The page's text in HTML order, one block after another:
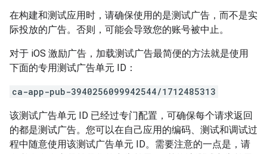
在构建和测试应用时，请确保使用的是测试广告，而不是实
际投放的广告。否则，可能会导致您的账号被中止。
对于 iOS 激励广告，加载测试广告最简便的方法就是使用
下面的专用测试广告单元 ID：
ca-app-pub-3940256099942544/1712485313
该测试广告单元 ID 已经过专门配置，可确保每个请求返回
的都是测试广告。您可以在自己应用的编码、测试和调试过
程中随意使用该测试广告单元 ID。需要注意的一点是，请